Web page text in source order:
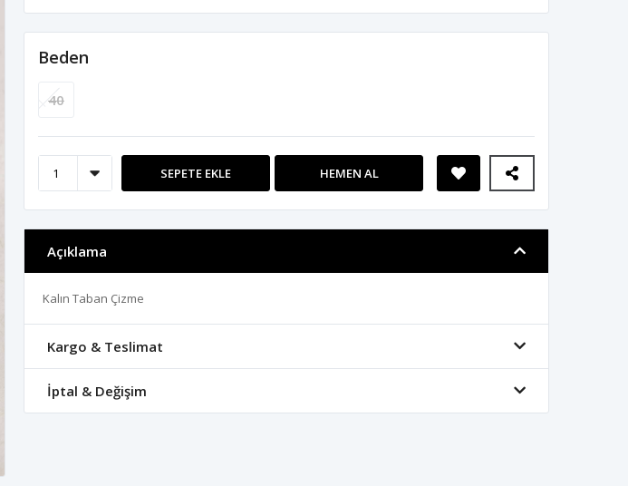
Beden
40
SEPETE EKLE HEMEN AL
Açıklama
Kalın Taban Çizme
Kargo & Teslimat
İptal & Değişim